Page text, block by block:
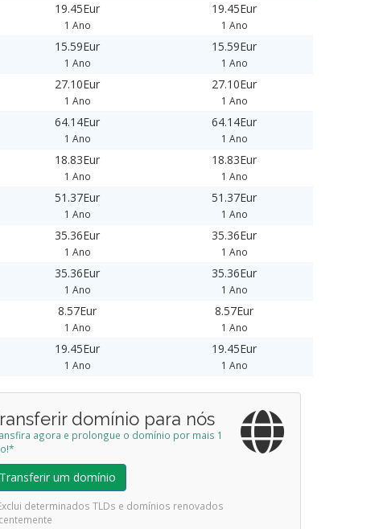
19.45Eur
1 Ano
19.45Eur
1 Ano
15.59Eur
1 Ano
15.59Eur
1 Ano
27.10Eur
1 Ano
27.10Eur
1 Ano
64.14Eur
1 Ano
64.14Eur
1 Ano
18.83Eur
1 Ano
18.83Eur
1 Ano
51.37Eur
1 Ano
51.37Eur
1 Ano
35.36Eur
1 Ano
35.36Eur
1 Ano
35.36Eur
1 Ano
35.36Eur
1 Ano
8.57Eur
1 Ano
8.57Eur
1 Ano
19.45Eur
1 Ano
19.45Eur
1 Ano
domínio para nós
agora e prolongue o domínio por mais 1
Transferir um domínio
determinados TLDs e domínios renovados